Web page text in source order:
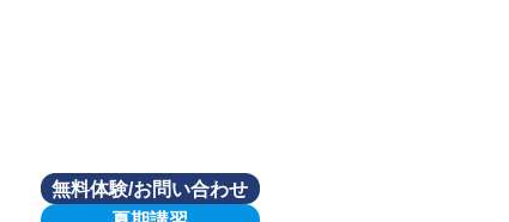
無料体験/お問い合わせ